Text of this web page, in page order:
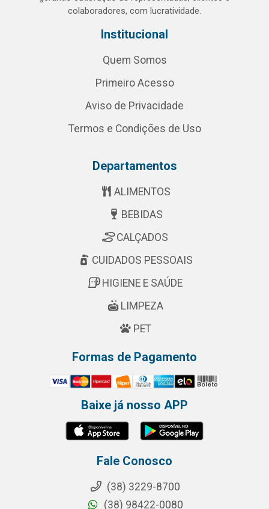
colaboradores, com lucratividade.
Institucional
Quem Somos
Primeiro Acesso
Aviso de Privacidade
Termos e Condições de Uso
Departamentos
ALIMENTOS
BEBIDAS
CALÇADOS
CUIDADOS PESSOAIS
HIGIENE E SAÚDE
LIMPEZA
PET
Formas de Pagamento
Baixe já nosso APP
Fale Conosco
(38) 3229-8700
(38) 98422-0080